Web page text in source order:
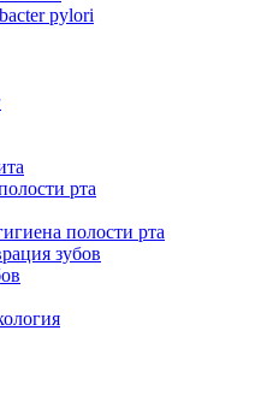
pylori
рта
полости рта
зубов